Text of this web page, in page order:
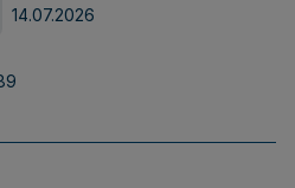
14.07.2026